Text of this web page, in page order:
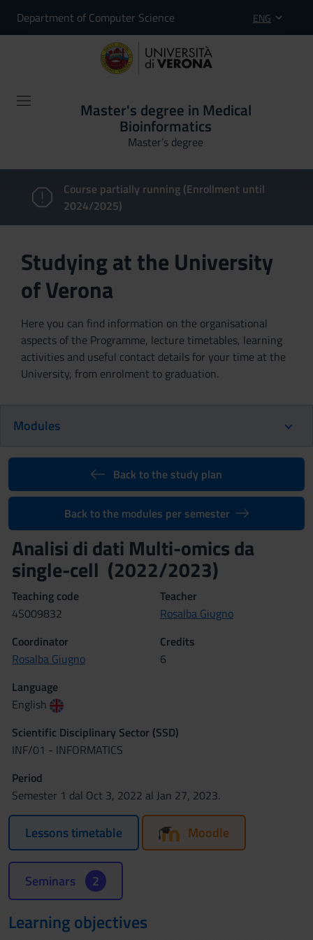
Department of Computer Science ENG
Master's degree in Medical
Bioinformatics
Master’s degree
Course partially running (Enrollment until
2024/2025)
Studying at the University
of Verona
Here you can find information on the organisational
aspects of the Programme, lecture timetables, learning
activities and useful contact details for your time at the
University, from enrolment to graduation.
Modules
Back to the study plan
Back to the modules per semester
Analisi di dati Multi-omics da
single-cell (2022/2023)
Teaching code
4S009832
Teacher
Rosalba Giugno
Coordinator
Rosalba Giugno
Credits
6
Language
English
Scientific Disciplinary Sector (SSD)
INF/01 - INFORMATICS
Period
Semester 1 dal Oct 3, 2022 al Jan 27, 2023.
Lessons timetable Moodle
Seminars 2
Learning objectives